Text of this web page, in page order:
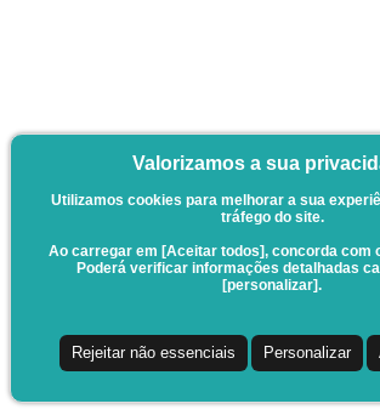
Valorizamos a sua
Utilizamos cookies para melhorar a sua
tráfego do site.
Ao carregar em [Aceitar todos], concorda com
Poderá verificar informações detalhadas
[personalizar].
Rejeitar não essenciais Personalizar